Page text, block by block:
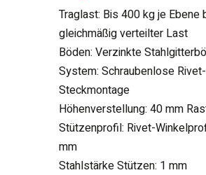
Traglast: Bis 400 kg je Ebene
gleichmäßig verteilter Last
Böden: Verzinkte
System: Schraubenlose Rivet-
Steckmontage
Höhenverstellung: 40 mm
Stützenprofil: Rivet-
mm
Stahlstärke Stützen: 1 mm